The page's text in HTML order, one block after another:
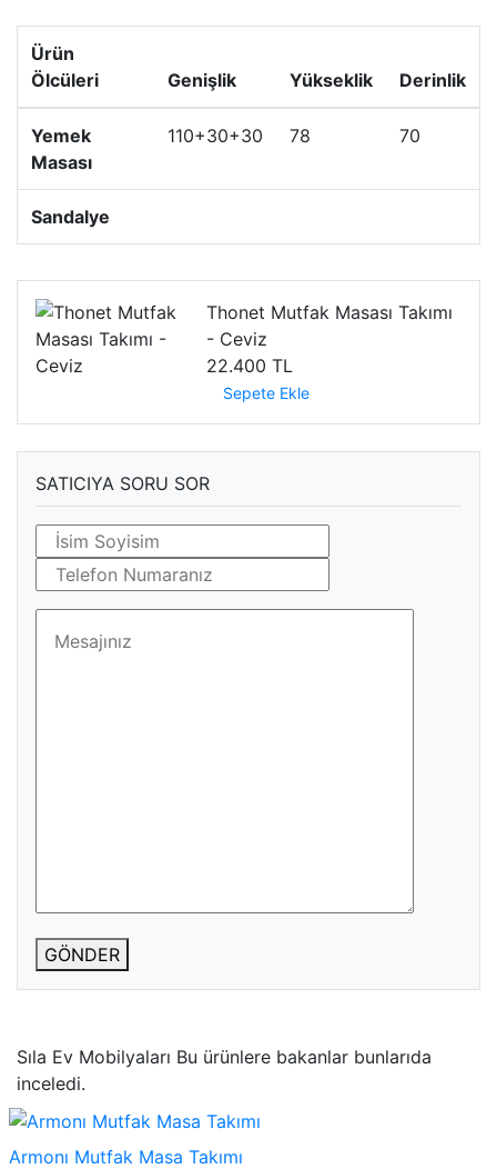
Ürün
Ölcüleri
Genişlik Yükseklik Derinlik
Yemek
Masası
110+30+30 78 70
Sandalye
Thonet Mutfak Masası Takımı
- Ceviz
22.400 TL
Sepete Ekle
SATICIYA SORU SOR
GÖNDER
Sıla Ev Mobilyaları Bu ürünlere bakanlar bunlarıda
inceledi.
Armonı Mutfak Masa Takımı